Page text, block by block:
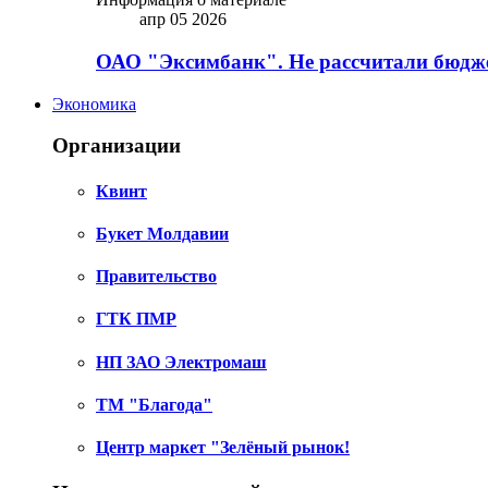
апр 05 2026
ОАО "Эксимбанк". Не рассчитали
Экономика
Организации
Квинт
Букет Молдавии
Правительство
ГТК ПМР
НП ЗАО Электромаш
ТМ "Благода"
Центр маркет "Зелёный рынок!